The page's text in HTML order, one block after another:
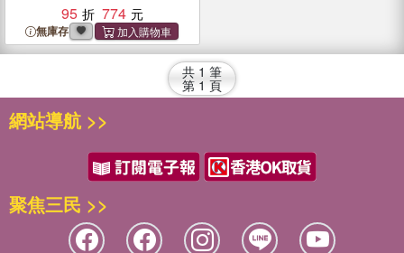
95
774
無庫存
共 1 筆
第 1 頁
網站導航 >>
聚焦三民 >>